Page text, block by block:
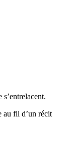
au fil d’un récit